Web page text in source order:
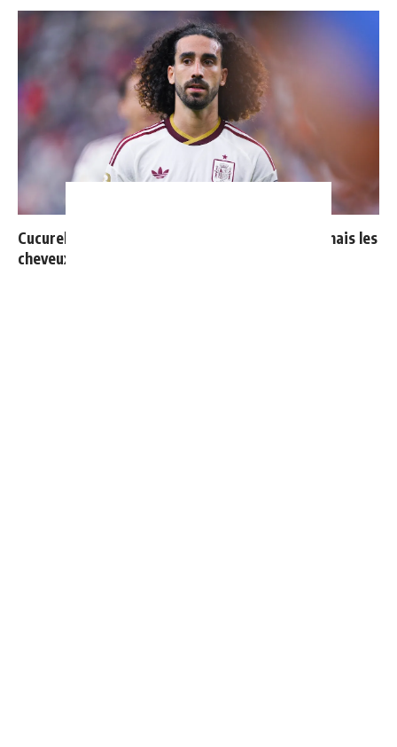
Cucurella explique pourquoi il ne se coupera jamais les
cheveux